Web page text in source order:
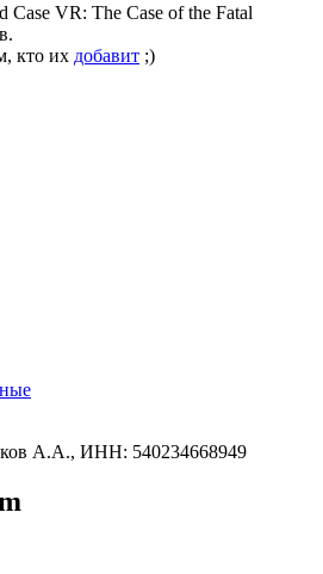
VR: The Case of the Fatal
кто их добавит ;)
А.А., ИНН: 540234668949